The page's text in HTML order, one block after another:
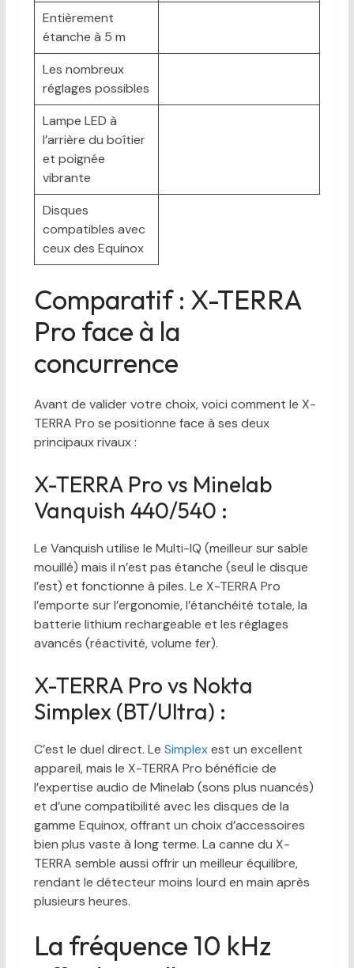
Entièrement
étanche à 5 m
Les nombreux
réglages possibles
Lampe LED à
l’arrière du boîtier
et poignée
vibrante
Disques
compatibles avec
ceux des Equinox
Comparatif : X-TERRA
Pro face à la
concurrence
Avant de valider votre choix, voici comment le X-
TERRA Pro se positionne face à ses deux
principaux rivaux :
X-TERRA Pro vs Minelab
Vanquish 440/540 :
Le Vanquish utilise le Multi-IQ (meilleur sur sable
mouillé) mais il n’est pas étanche (seul le disque
l’est) et fonctionne à piles. Le X-TERRA Pro
l’emporte sur l’ergonomie, l’étanchéité totale, la
batterie lithium rechargeable et les réglages
avancés (réactivité, volume fer).
X-TERRA Pro vs Nokta
Simplex (BT/Ultra) :
C’est le duel direct. Le Simplexest un excellent
appareil, mais le X-TERRA Pro bénéficie de
l’expertise audio de Minelab (sons plus nuancés)
et d’une compatibilité avec les disques de la
gamme Equinox, offrant un choix d’accessoires
bien plus vaste à long terme. La canne du X-
TERRA semble aussi offrir un meilleur équilibre,
rendant le détecteur moins lourd en main après
plusieurs heures.
La fréquence 10 kHz